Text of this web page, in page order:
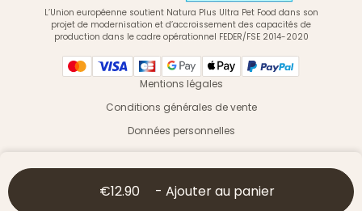
€12.90 - Ajouter au panier
L’Union européenne soutient Natura Plus Ultra Pet Food dans son
projet de modernisation et d’accroissement des capacités de
production dans le cadre opérationnel FEDER/FSE 2014-2020
Mentions légales
Conditions générales de vente
Données personnelles
© 2026 Ultra Premium Direct - Tous droits réservés